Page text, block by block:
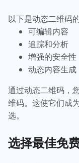
以下是动态二维码
可编辑内容
追踪和分析
增强的安全性
动态内容生成
通过动态二维码，
维码。这使它们成
选。
选择最佳免